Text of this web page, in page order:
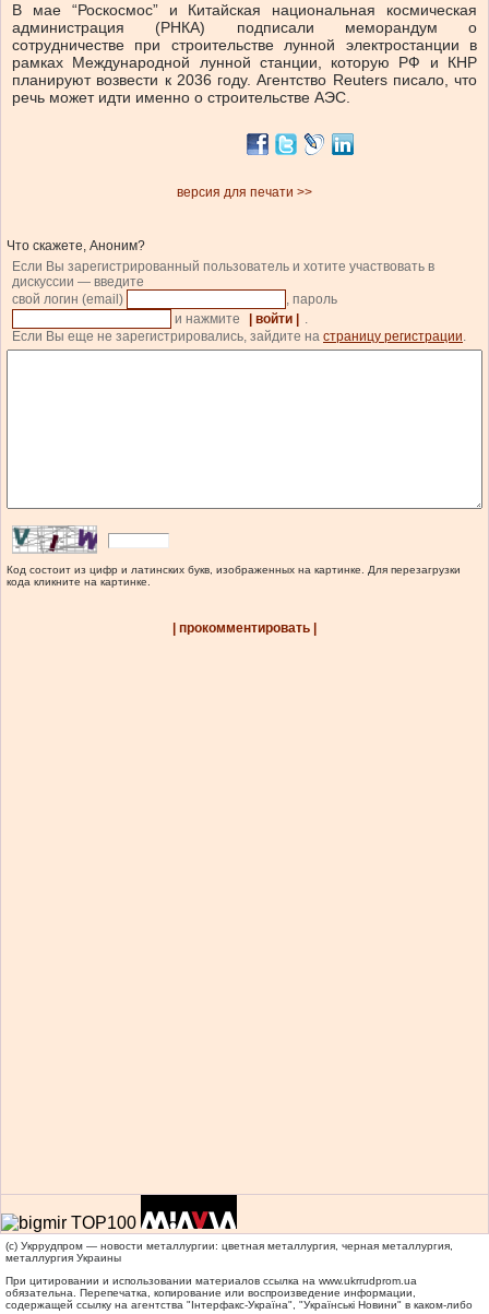
В мае “Роскосмос” и Китайская национальная космическая
администрация (РНКА) подписали меморандум о
сотрудничестве при строительстве лунной электростанции в
рамках Международной лунной станции, которую РФ и КНР
планируют возвести к 2036 году. Агентство Reuters писало, что
речь может идти именно о строительстве АЭС.
версия для печати >>
Что скажете, Аноним?
Если Вы зарегистрированный пользователь и хотите участвовать в
дискуссии — введите
свой логин (email)
, пароль
и нажмите
| войти |
.
Если Вы еще не зарегистрировались, зайдите на страницу регистрации.
Код состоит из цифр и латинских букв, изображенных на картинке. Для перезагрузки
кода кликните на картинке.
| прокомментировать |
(c) Укррудпром — новости металлургии: цветная металлургия, черная металлургия,
металлургия Украины
При цитировании и использовании материалов ссылка на www.ukrrudprom.ua
обязательна. Перепечатка, копирование или воспроизведение информации,
содержащей ссылку на агентства "Iнтерфакс-Україна", "Українськi Новини" в каком-либо